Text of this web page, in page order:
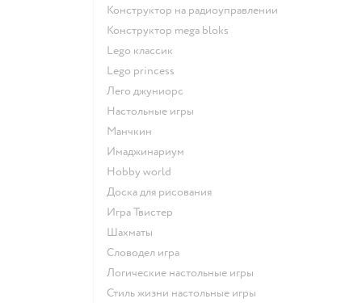
Конструктор на радиоуправлении
Конструктор mega bloks
Lego классик
Lego princess
Лего джуниорс
Настольные игры
Манчкин
Имаджинариум
Hobby world
Доска для рисования
Игра Твистер
Шахматы
Словодел игра
Логические настольные игры
Стиль жизни настольные игры